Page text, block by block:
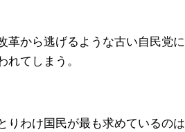
革から逃げるような古い自民党
てしまう。
りわけ国民が最も求めているの